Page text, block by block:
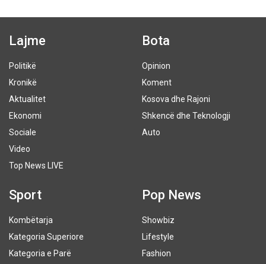
Lajme
Politikë
Kronikë
Aktualitet
Ekonomi
Sociale
Video
Top News LIVE
Bota
Opinion
Koment
Kosova dhe Rajoni
Shkencë dhe Teknologji
Auto
Sport
Kombëtarja
Kategoria Superiore
Kategoria e Parë
Pop News
Showbiz
Lifestyle
Fashion